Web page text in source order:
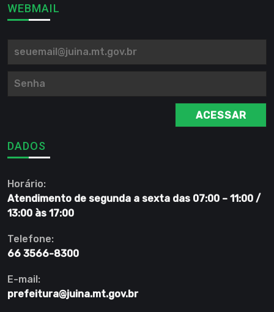
WEBMAIL
ACESSAR
DADOS
Horário:
Atendimento de segunda a sexta das 07:00 – 11:00 /
13:00 às 17:00
Telefone:
66 3566-8300
E-mail:
prefeitura@juina.mt.gov.br